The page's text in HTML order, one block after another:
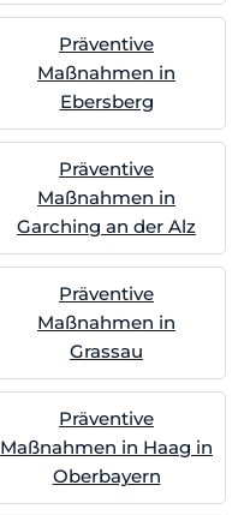
Präventive
Maßnahmen in
Ebersberg
Präventive
Maßnahmen in
Garching an der Alz
Präventive
Maßnahmen in
Grassau
Präventive
Maßnahmen in Haag in
Oberbayern